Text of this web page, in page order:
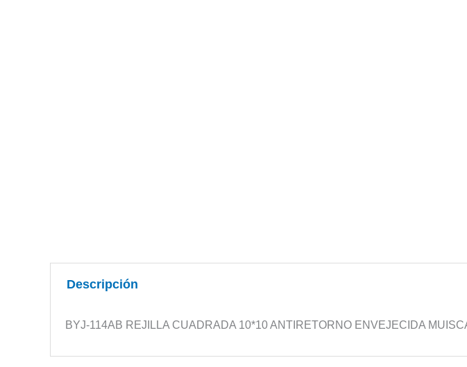
Descripción
BYJ-114AB REJILLA CUADRADA 10*10 ANTIRETORNO ENVEJECIDA